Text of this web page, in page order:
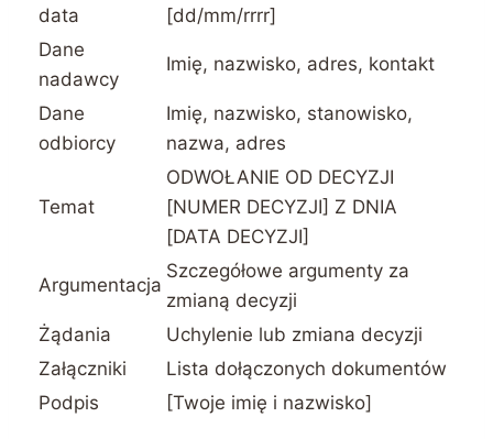
data
[dd/mm/rrrr]
Dane
nadawcy
Imię, nazwisko, adres, kontakt
Dane
odbiorcy
Imię, nazwisko, stanowisko,
nazwa, adres
Temat
ODWOŁANIE OD DECYZJI
[NUMER DECYZJI] Z DNIA
[DATA DECYZJI]
Argumentacja
Szczegółowe argumenty za
zmianą decyzji
Żądania
Uchylenie lub zmiana decyzji
Załączniki
Lista dołączonych dokumentów
Podpis
[Twoje imię i nazwisko]